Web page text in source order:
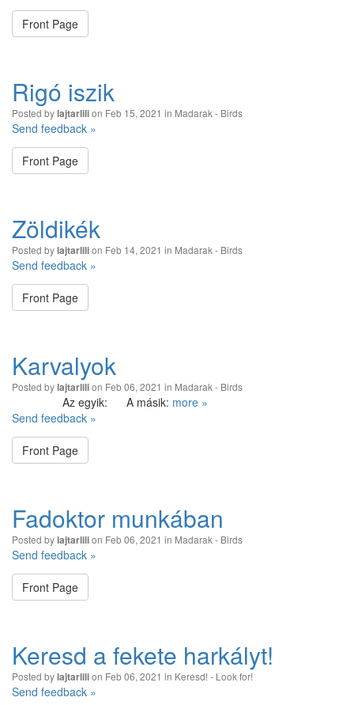
Front Page
Rigó iszik
Posted bylajtarlilion Feb 15, 2021 in Madarak - Birds
Send feedback »
Front Page
Zöldikék
Posted bylajtarlilion Feb 14, 2021 in Madarak - Birds
Send feedback »
Front Page
Karvalyok
Posted bylajtarlilion Feb 06, 2021 in Madarak - Birds
Az egyik: A másik: more »
Send feedback »
Front Page
Fadoktor munkában
Posted bylajtarlilion Feb 06, 2021 in Madarak - Birds
Send feedback »
Front Page
Keresd a fekete harkályt!
Posted bylajtarlilion Feb 06, 2021 in Keresd! - Look for!
Send feedback »